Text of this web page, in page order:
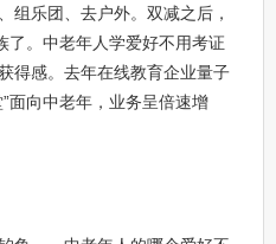
组乐团、去户外。双减之后，
了。中老年人学爱好不用考证
得感。去年在线教育企业量子
面向中老年，业务呈倍速增